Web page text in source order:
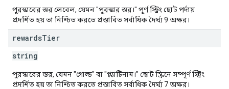
পুরস্কারের স্তর লেবেল, যেমন "পুরস্কার স্তর।" পূর্ণ স্ট্রিং ছোট পর্দায়
প্রদর্শিত হয় তা নিশ্চিত করতে প্রস্তাবিত সর্বাধিক দৈর্ঘ্য 9 অক্ষর।
rewardsTier
string
পুরস্কারের স্তর, যেমন "গোল্ড" বা "প্ল্যাটিনাম।" ছোট স্ক্রিনে সম্পূর্ণ স্ট্রিং
প্রদর্শিত হয় তা নিশ্চিত করতে প্রস্তাবিত সর্বাধিক দৈর্ঘ্য 7 অক্ষর।